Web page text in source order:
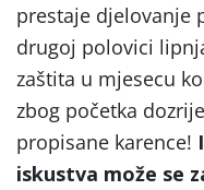
prestaje djelovanje
drugoj polovici
zaštita u mjesecu
zbog početka
propisane karence!
iskustva može se